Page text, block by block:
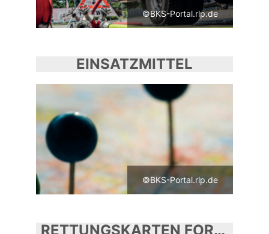
©BKS-Portal.rlp.de
EINSATZMITTEL
©BKS-Portal.rlp.de
RETTUNGSKARTEN FORST